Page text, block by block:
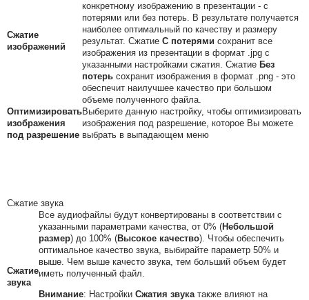
Сжатие
изображений
конкретному изображению в презентации - с
потерями или без потерь. В результате получается
наиболее оптимальный по качеству и размеру
результат. Сжатие С потерями сохранит все
изображения из презентации в формат .jpg с
указанными настройками сжатия. Сжатие Без
потерьсохранит изображения в формат .png - это
обеспечит наилучшее качество при большом
объеме полученного файла.
Оптимизировать
изображения
под разрешение
Выберите данную настройку, чтобы оптимизировать
изображения под разрешение, которое Вы можете
выбрать в выпадающем меню
Сжатие звука
Сжатие
звука
Все аудиофайлы будут конвертированы в соответствии с
указанными параметрами качества, от 0% (Небольшой
размер) до 100% (Высокое качество). Чтобы обеспечить
оптимальное качество звука, выбирайте параметр 50% и
выше. Чем выше качесто звука, тем больший объем будет
иметь полученный файл.
Внимание: Настройки Сжатия звукатакже влияют на